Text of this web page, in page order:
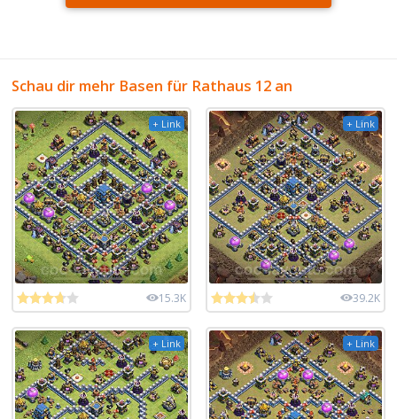
Schau dir mehr Basen für Rathaus 12 an
+ Link
15.3K
+ Link
39.2K
+ Link + Link